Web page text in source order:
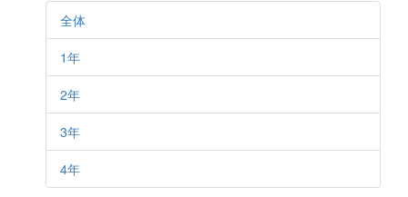
全体
1年
2年
3年
4年